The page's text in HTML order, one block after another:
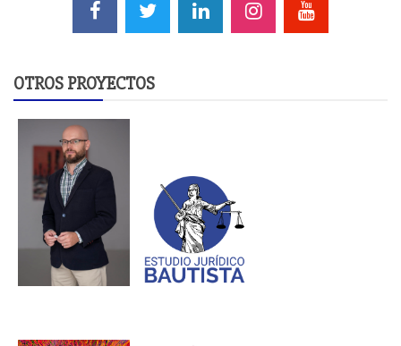
OTROS PROYECTOS